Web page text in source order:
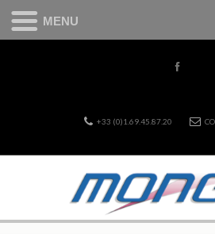
+33 (0)1.69.45.87.20
MENU